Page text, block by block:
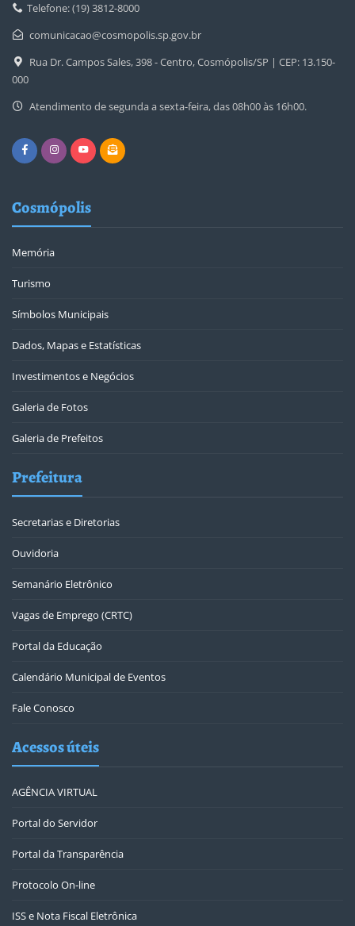
Telefone: (19) 3812-8000
comunicacao@cosmopolis.sp.gov.br
Rua Dr. Campos Sales, 398 - Centro, Cosmópolis/SP | CEP: 13.150-
000
Atendimento de segunda a sexta-feira, das 08h00 às 16h00.
Cosmópolis
Memória
Turismo
Símbolos Municipais
Dados, Mapas e Estatísticas
Investimentos e Negócios
Galeria de Fotos
Galeria de Prefeitos
Prefeitura
Secretarias e Diretorias
Ouvidoria
Semanário Eletrônico
Vagas de Emprego (CRTC)
Portal da Educação
Calendário Municipal de Eventos
Fale Conosco
Acessos úteis
AGÊNCIA VIRTUAL
Portal do Servidor
Portal da Transparência
Protocolo On-line
ISS e Nota Fiscal Eletrônica